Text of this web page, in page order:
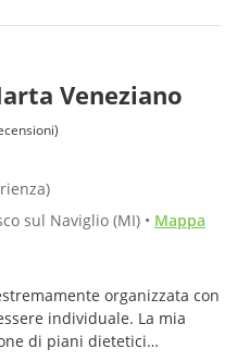
Veneziano
sul Naviglio (MI) • Mappa
organizzata con
individuale. La mia
di piani dietetici